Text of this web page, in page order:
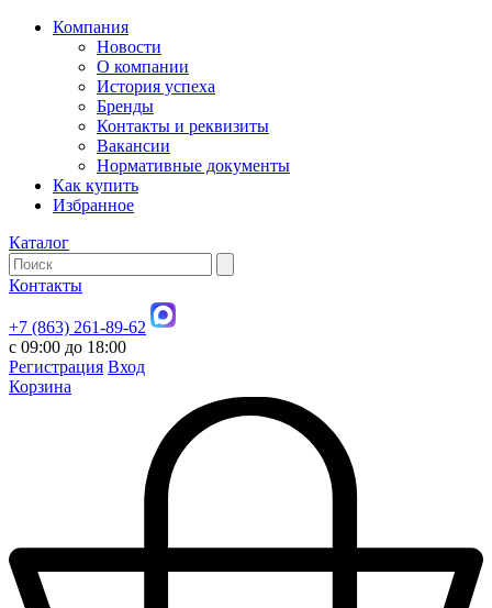
Компания
Новости
О компании
История успеха
Бренды
Контакты и реквизиты
Вакансии
Нормативные документы
Как купить
Избранное
Каталог
Контакты
+7 (863) 261-89-62
с 09:00 до 18:00
Регистрация Вход
Корзина